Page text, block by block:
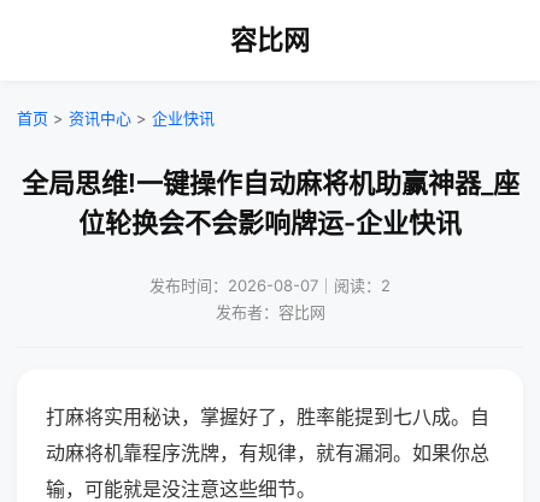
容比网
首页 > 资讯中心 > 企业快讯
全局思维!一键操作自动麻将机助赢神器_座
位轮换会不会影响牌运-企业快讯
发布时间：2026-08-07｜阅读：2
发布者：容比网
打麻将实用秘诀，掌握好了，胜率能提到七八成。自
动麻将机靠程序洗牌，有规律，就有漏洞。如果你总
输，可能就是没注意这些细节。